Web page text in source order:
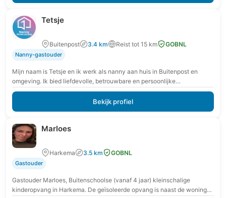
Tetsje
Buitenpost 3.4 km Reist tot 15 km GOBNL
Nanny-gastouder
Mijn naam is Tetsje en ik werk als nanny aan huis in Buitenpost en
omgeving. Ik bied liefdevolle, betrouwbare en persoonlijke
kinderopvang bij gezinnen thuis,…
Bekijk profiel
Marloes
Harkema 3.5 km GOBNL
Gastouder
Gastouder Marloes, Buitenschoolse (vanaf 4 jaar) kleinschalige
kinderopvang in Harkema. De geïsoleerde opvang is naast de woning